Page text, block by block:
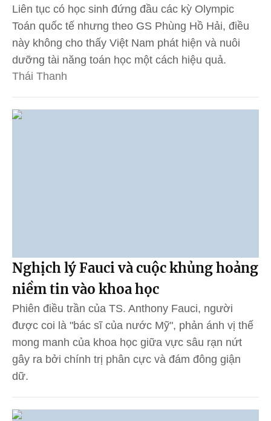
Liên tục có học sinh đứng đầu các kỳ Olympic
Toán quốc tế nhưng theo GS Phùng Hồ Hải, điều
này không cho thấy Việt Nam phát hiện và nuôi
dưỡng tài năng toán học một cách hiệu quả.
Thái Thanh
Nghịch lý Fauci và cuộc khủng hoảng
niềm tin vào khoa học
Phiên điều trần của TS. Anthony Fauci, người
được coi là "bác sĩ của nước Mỹ", phản ánh vị thế
mong manh của khoa học giữa vực sâu rạn nứt
gây ra bởi chính trị phân cực và đám đông giận
dữ.